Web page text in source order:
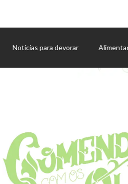
Notícias para devorar